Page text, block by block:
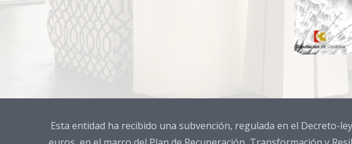
Esta entidad ha recibido una subvención, regulada en el Decreto-